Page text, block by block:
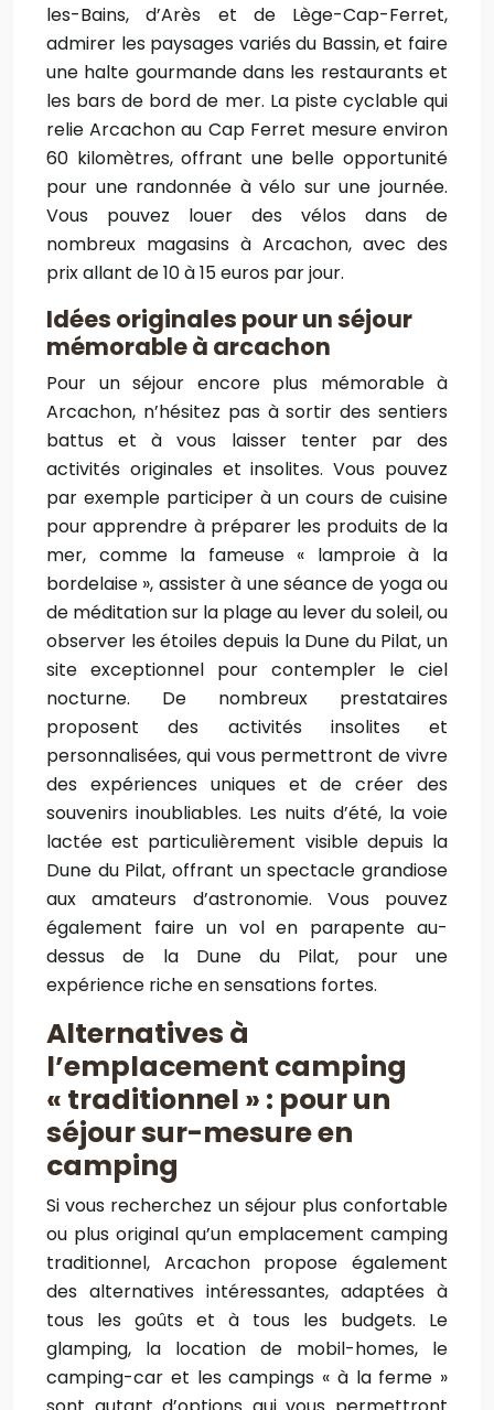
les-Bains, d’Arès et de Lège-Cap-Ferret,
admirer les paysages variés du Bassin, et faire
une halte gourmande dans les restaurants et
les bars de bord de mer. La piste cyclable qui
relie Arcachon au Cap Ferret mesure environ
60 kilomètres, offrant une belle opportunité
pour une randonnée à vélo sur une journée.
Vous pouvez louer des vélos dans de
nombreux magasins à Arcachon, avec des
prix allant de 10 à 15 euros par jour.
Idées originales pour un séjour
mémorable à arcachon
Pour un séjour encore plus mémorable à
Arcachon, n’hésitez pas à sortir des sentiers
battus et à vous laisser tenter par des
activités originales et insolites. Vous pouvez
par exemple participer à un cours de cuisine
pour apprendre à préparer les produits de la
mer, comme la fameuse « lamproie à la
bordelaise », assister à une séance de yoga ou
de méditation sur la plage au lever du soleil, ou
observer les étoiles depuis la Dune du Pilat, un
site exceptionnel pour contempler le ciel
nocturne. De nombreux prestataires
proposent des activités insolites et
personnalisées, qui vous permettront de vivre
des expériences uniques et de créer des
souvenirs inoubliables. Les nuits d’été, la voie
lactée est particulièrement visible depuis la
Dune du Pilat, offrant un spectacle grandiose
aux amateurs d’astronomie. Vous pouvez
également faire un vol en parapente au-
dessus de la Dune du Pilat, pour une
expérience riche en sensations fortes.
Alternatives à
l’emplacement camping
« traditionnel » : pour un
séjour sur-mesure en
camping
Si vous recherchez un séjour plus confortable
ou plus original qu’un emplacement camping
traditionnel, Arcachon propose également
des alternatives intéressantes, adaptées à
tous les goûts et à tous les budgets. Le
glamping, la location de mobil-homes, le
camping-car et les campings « à la ferme »